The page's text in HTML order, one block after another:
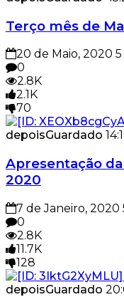
Terço mês de
20 de Maio, 2020
0
2.8K
2.1K
70
depoisGuardado
Apresentação
2020
7 de Janeiro, 2020
0
2.8K
11.7K
128
depoisGuardado